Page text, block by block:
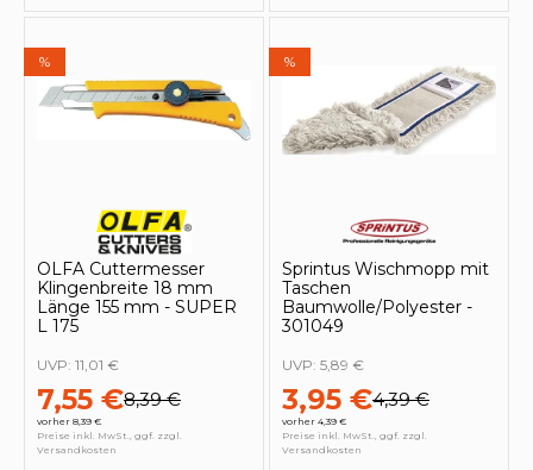
%
OLFA Cuttermesser
Klingenbreite 18 mm
Länge 155 mm - SUPER
L 175
7,55 €8,39 €
vorher 8,39 €
UVP: 11,01 €
Preise inkl. MwSt., ggf. zzgl.
Versandkosten
%
Sprintus Wischmopp mit
Taschen
Baumwolle/Polyester -
301049
3,95 €4,39 €
vorher 4,39 €
UVP: 5,89 €
Preise inkl. MwSt., ggf. zzgl.
Versandkosten